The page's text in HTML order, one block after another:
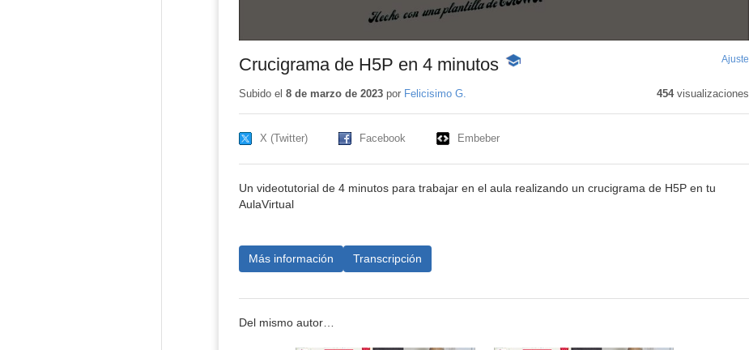
Crucigrama de H5P en 4 minutos -
Ajuste
Subido el 8 de marzo de 2023por Felicisimo G. 454visualizaciones
X (Twitter) Facebook Embeber
Un videotutorial de 4 minutos para trabajar en el aula realizando un crucigrama de H5P en tu
AulaVirtual
Más información Transcripción
Del mismo autor…